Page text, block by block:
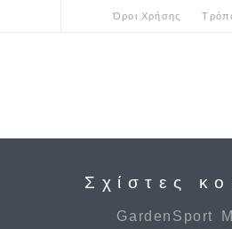
Όροι Χρήσης
Σχίστες
GardenSport